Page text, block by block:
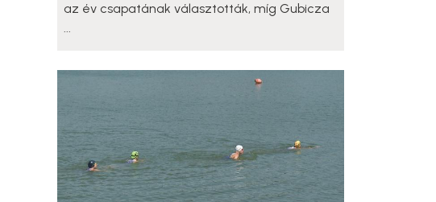
az év csapatának választották, míg Gubicza
...